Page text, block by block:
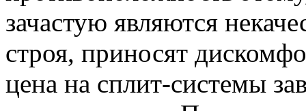
зачастую являются
строя, приносят
цена на сплит-системы